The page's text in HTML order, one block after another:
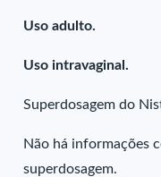
Uso adulto.
Uso intravaginal.
Superdosagem do
Não há informações
superdosagem.